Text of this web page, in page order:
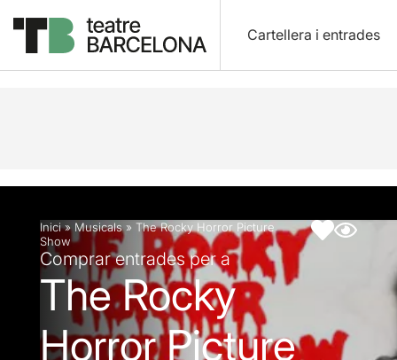
Cartellera i entrades
Descripció Fitxa artística
Inici» Musicals» The Rocky Horror Picture
Show
Comprar entrades per a
The Rocky
Horror Picture